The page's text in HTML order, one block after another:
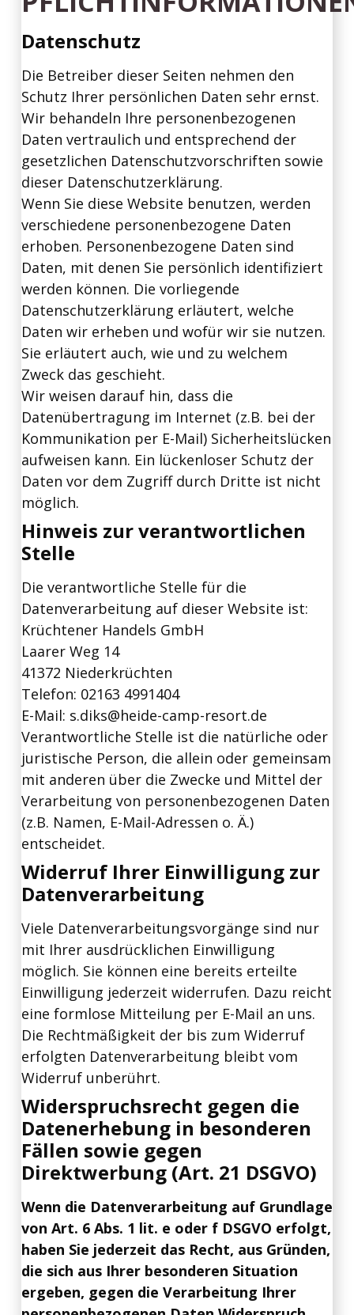
Datenschutz
Die Betreiber dieser Seiten nehmen den
Schutz Ihrer persönlichen Daten sehr ernst.
Wir behandeln Ihre personenbezogenen
Daten vertraulich und entsprechend der
gesetzlichen Datenschutzvorschriften sowie
dieser Datenschutzerklärung.
Wenn Sie diese Website benutzen, werden
verschiedene personenbezogene Daten
erhoben. Personenbezogene Daten sind
Daten, mit denen Sie persönlich identifiziert
werden können. Die vorliegende
Datenschutzerklärung erläutert, welche
Daten wir erheben und wofür wir sie nutzen.
Sie erläutert auch, wie und zu welchem
Zweck das geschieht.
Wir weisen darauf hin, dass die
Datenübertragung im Internet (z.B. bei der
Kommunikation per E-Mail) Sicherheitslücken
aufweisen kann. Ein lückenloser Schutz der
Daten vor dem Zugriff durch Dritte ist nicht
möglich.
Hinweis zur verantwortlichen
Stelle
Die verantwortliche Stelle für die
Datenverarbeitung auf dieser Website ist:
Krüchtener Handels GmbH
Laarer Weg 14
41372 Niederkrüchten
Telefon: 02163 4991404
E-Mail: s.diks@heide-camp-resort.de
Verantwortliche Stelle ist die natürliche oder
juristische Person, die allein oder gemeinsam
mit anderen über die Zwecke und Mittel der
Verarbeitung von personenbezogenen Daten
(z.B. Namen, E-Mail-Adressen o. Ä.)
entscheidet.
Widerruf Ihrer Einwilligung zur
Datenverarbeitung
Viele Datenverarbeitungsvorgänge sind nur
mit Ihrer ausdrücklichen Einwilligung
möglich. Sie können eine bereits erteilte
Einwilligung jederzeit widerrufen. Dazu reicht
eine formlose Mitteilung per E-Mail an uns.
Die Rechtmäßigkeit der bis zum Widerruf
erfolgten Datenverarbeitung bleibt vom
Widerruf unberührt.
Widerspruchsrecht gegen die
Datenerhebung in besonderen
Fällen sowie gegen
Direktwerbung (Art. 21 DSGVO)
Wenn die Datenverarbeitung auf Grundlage
von Art. 6 Abs. 1 lit. e oder f DSGVO erfolgt,
haben Sie jederzeit das Recht, aus Gründen,
die sich aus Ihrer besonderen Situation
ergeben, gegen die Verarbeitung Ihrer